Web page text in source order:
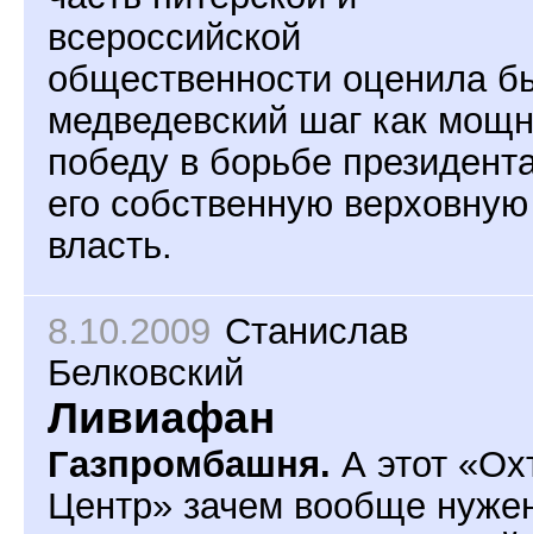
всероссийской
общественности оценила
медведевский шаг как
победу в борьбе
его собственную верховную
власть.
8.10.2009 Станислав
Белковский
Ливиафан
Газпромбашня. А этот
Центр» зачем вообще